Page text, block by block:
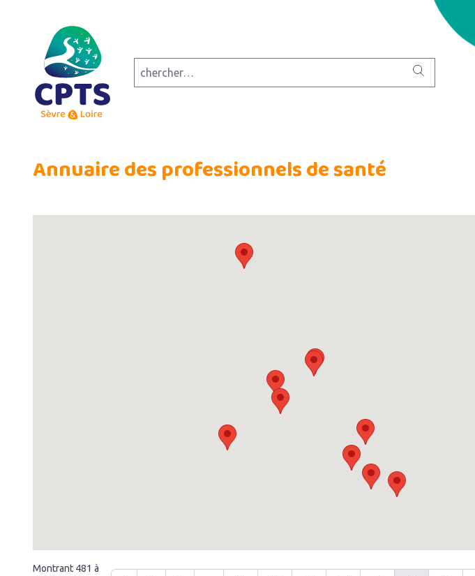
Annuaire des professionnels de santé
Montrant 481 à